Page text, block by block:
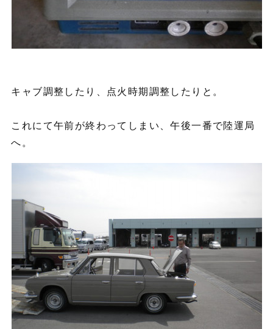
キャブ調整したり、点火時期調整したりと。
これにて午前が終わってしまい、午後一番で陸運局
へ。